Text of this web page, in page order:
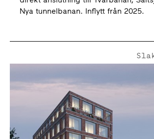
Nya tunnelbanan. Inflytt från 2025.